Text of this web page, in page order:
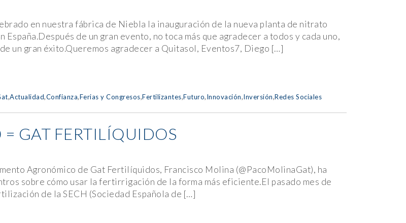
en nuestra fábrica de Niebla la inauguración de la nueva planta de nitrato
España.Después de un gran evento, no toca más que agradecer a todos y cada uno,
un gran éxito.Queremos agradecer a Quitasol, Eventos7, Diego […]
,Actualidad,Confianza,Ferias y Congresos,Fertilizantes,Futuro,Innovación,Inversión,Redes Sociales
GAT FERTILÍQUIDOS
Agronómico de Gat Fertilíquidos, Francisco Molina (@PacoMolinaGat), ha
sobre cómo usar la fertirrigación de la forma más eficiente.El pasado mes de
de la SECH (Sociedad Española de […]